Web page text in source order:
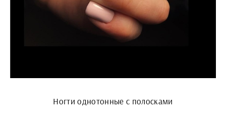
Ногти однотонные с полосками